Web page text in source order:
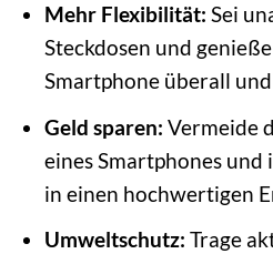
Mehr Flexibilität: Sei
Steckdosen und
Smartphone überall
Geld sparen: Vermeide
eines Smartphones
in einen hochwertigen
Umweltschutz: Trage